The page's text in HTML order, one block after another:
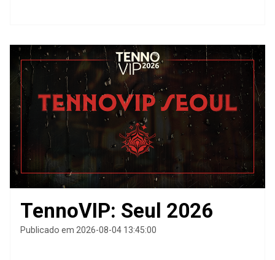
TennoVIP: Seul 2026
Publicado em 2026-08-04 13:45:00